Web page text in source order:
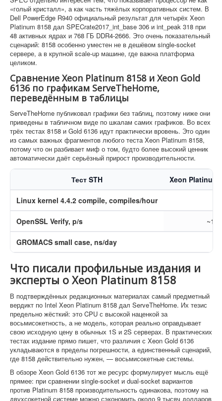
«голый кристалл», а как часть тяжёлых корпоративных систем. В
Dell PowerEdge R940 официальный результат для четырёх Xeon
Platinum 8158 дал SPECrate2017_int_base 306 и int_peak 318 при
48 активных ядрах и 768 ГБ DDR4-2666. Это очень показательный
сценарий: 8158 особенно уместен не в дешёвом single-socket
сервере, а в крупной scale-up машине, где важна платформа
целиком.
Сравнение Xeon Platinum 8158 и Xeon Gold
6136 по графикам ServeTheHome,
переведённым в таблицы
ServeTheHome публиковал графики без таблиц, поэтому ниже они
приведены в табличном виде по шкалам самих графиков. Во всех
трёх тестах 8158 и Gold 6136 идут практически вровень. Это один
из самых важных фрагментов любого теста Xeon Platinum 8158,
потому что он разбивает миф о том, будто более высокий ценник
автоматически даёт серьёзный прирост производительности.
Тест STH Xeon Platinum
Linux kernel 4.4.2 compile, compiles/hour
OpenSSL Verify, p/s
GROMACS small case, ns/day
Что писали профильные издания и
эксперты о Xeon Platinum 8158
В подтверждённых редакционных материалах самый предметный
вердикт по Intel Xeon Platinum 8158 дал ServeTheHome. Их тезис
предельно жёсткий: это CPU с высокой наценкой за
восьмисокетность, а не модель, которая реально оправдывает
свою исходную цену в обычных 1S и 2S серверах. В практических
тестах издание прямо пишет, что различия с Xeon Gold 6136
укладываются в пределы погрешности, а единственный сценарий,
где 8158 действительно нужен, — восьмисокетные системы.
В обзоре Xeon Gold 6136 тот же ресурс формулирует мысль ещё
прямее: при сравнении single-socket и dual-socket вариантов
против Platinum 8158 производительность одинакова, поэтому на
двухсокетной системе можно сэкономить около 9 тысяч долларов